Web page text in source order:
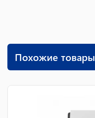
Похожие товары